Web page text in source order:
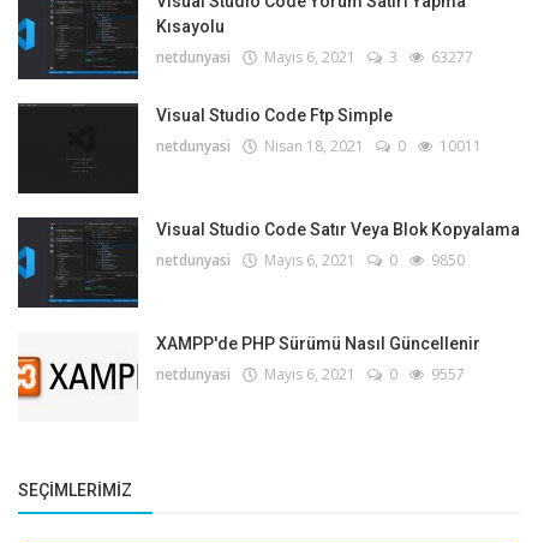
Kısayolu
netdunyasi Mayıs 6, 2021 3 63277
Visual Studio Code Ftp Simple
netdunyasi Nisan 18, 2021 0 10011
Visual Studio Code Satır Veya Blok Kopyalama
netdunyasi Mayıs 6, 2021 0 9850
XAMPP'de PHP Sürümü Nasıl Güncellenir
netdunyasi Mayıs 6, 2021 0 9557
SEÇIMLERIMIZ